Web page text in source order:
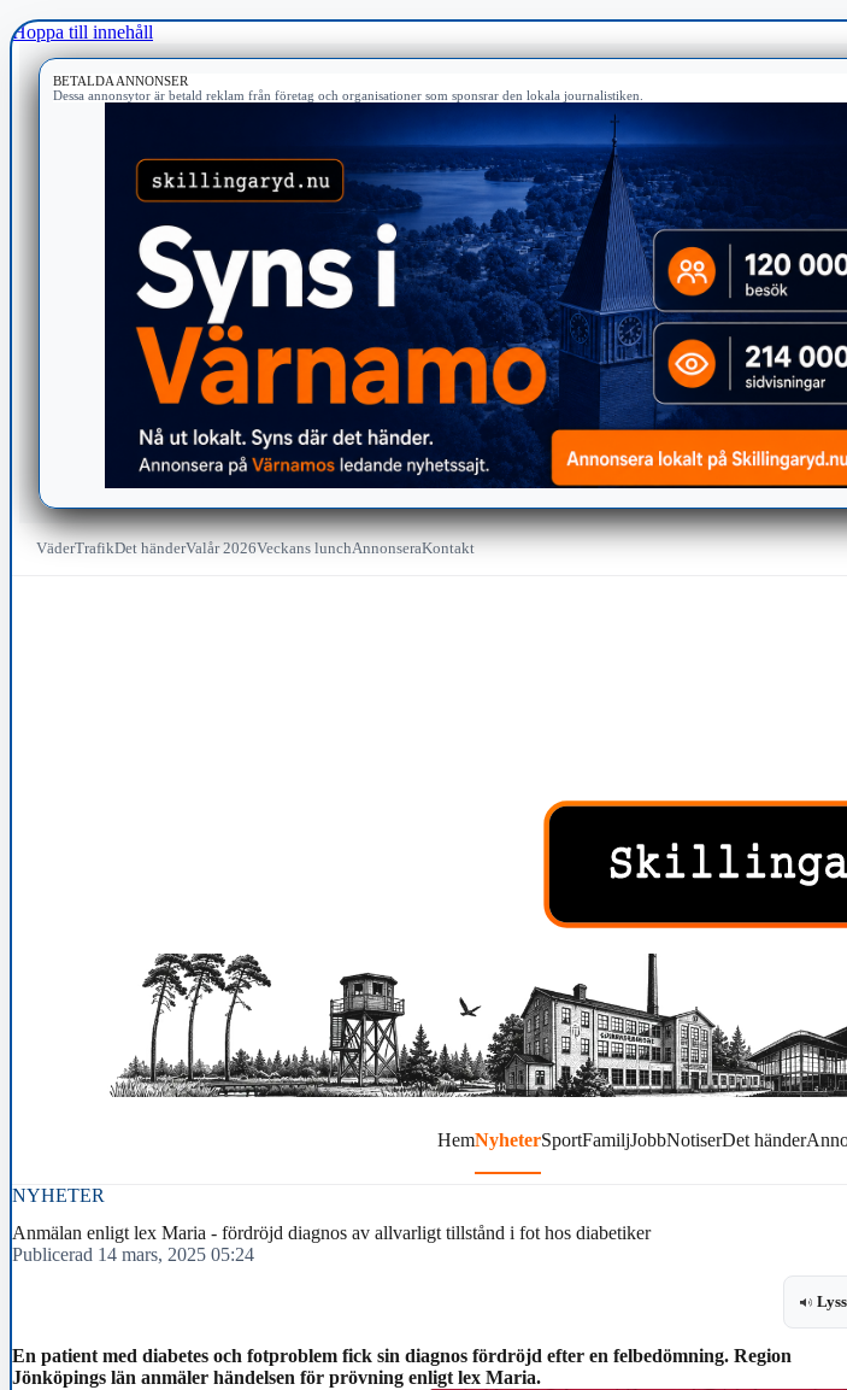
Hoppa till innehåll
BETALDA ANNONSER
Dessa annonsytor är betald reklam från företag och organisationer som sponsrar den lokala journalistiken.
VäderTrafikDet händerValår 2026Veckans lunchAnnonseraKontakt
HemNyheterSportFamiljJobbNotiserDet händer
NYHETER
Anmälan enligt lex Maria - fördröjd diagnos av allvarligt tillstånd i fot hos diabetiker
Publicerad 14 mars, 2025 05:24
En patient med diabetes och fotproblem fick sin diagnos fördröjd efter en felbedömning. Region
Jönköpings län anmäler händelsen för prövning enligt lex Maria.